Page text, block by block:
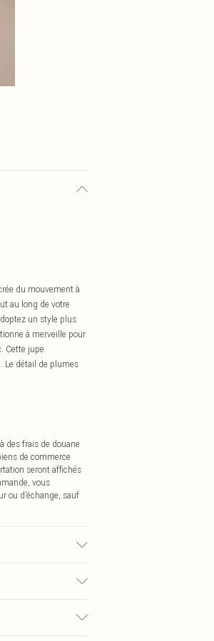
du mouvement à
au long de votre
un style plus
à merveille pour
Cette jupe
Le détail de plumes
des frais de douane
de commerce
seront affichés
vous
ou d’échange, sauf